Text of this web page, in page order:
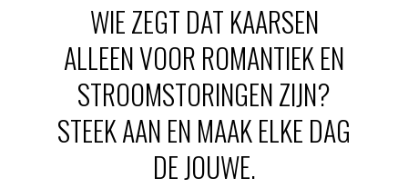
WIE ZEGT DAT KAARSEN
ALLEEN VOOR ROMANTIEK EN
STROOMSTORINGEN ZIJN?
STEEK AAN EN MAAK ELKE DAG
DE JOUWE.